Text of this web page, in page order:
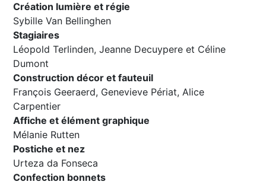
Création lumière et régie
Sybille Van Bellinghen
Stagiaires
Léopold Terlinden, Jeanne Decuypere et Céline
Dumont
Construction décor et fauteuil
François Geeraerd, Genevieve Périat, Alice
Carpentier
Affiche et élément graphique
Mélanie Rutten
Postiche et nez
Urteza da Fonseca
Confection bonnets